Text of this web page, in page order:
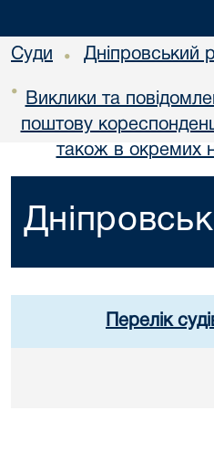
Суди • Дніпровський
•
Виклики та
поштову
також в окремих
Перелік